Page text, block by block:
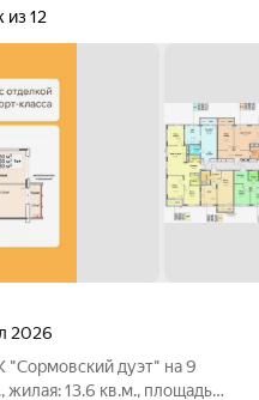
из 12
2026
"Сормовский дуэт" на 9
13.6 кв.м., площадь